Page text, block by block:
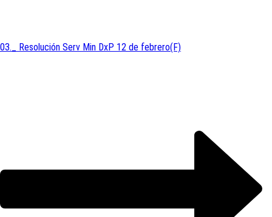
03._ Resolución Serv Min DxP 12 de febrero(F)